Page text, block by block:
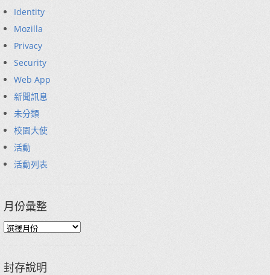
Identity
Mozilla
Privacy
Security
Web App
新聞訊息
未分類
校園大使
活動
活動列表
月份彙整
封存說明